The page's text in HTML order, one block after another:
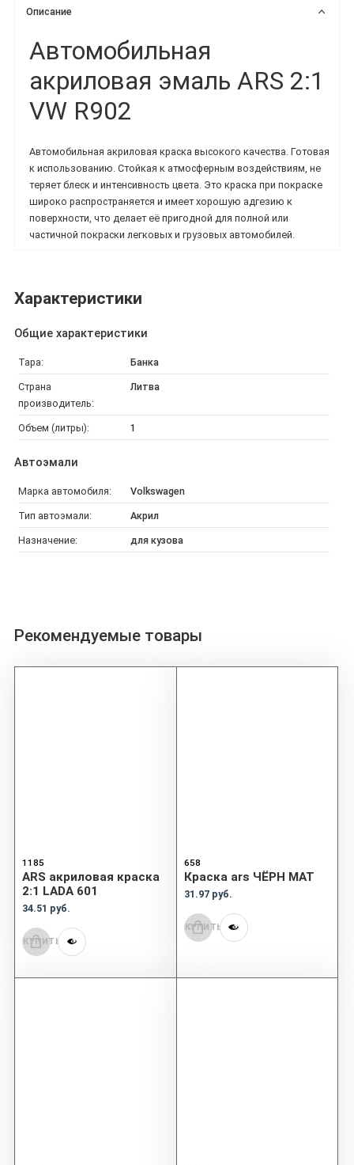
Описание
Автомобильная
акриловая эмаль ARS 2:1
VW R902
Автомобильная акриловая краска высокого качества. Готовая
к использованию. Стойкая к атмосферным воздействиям, не
теряет блеск и интенсивность цвета. Это краска при покраске
широко распространяется и имеет хорошую адгезию к
поверхности, что делает её пригодной для полной или
частичной покраски легковых и грузовых автомобилей.
Характеристики
Общие характеристики
Тара: Банка
Страна
производитель:
Литва
Объем (литры): 1
Автоэмали
Марка автомобиля: Volkswagen
Тип автоэмали: Акрил
Назначение: для кузова
Рекомендуемые товары
1185
ARS акриловая краска
2:1 LADA 601
34.51 руб.
КУПИТЬ
658
Краска ars ЧЁРН МАТ
31.97 руб.
КУПИТЬ